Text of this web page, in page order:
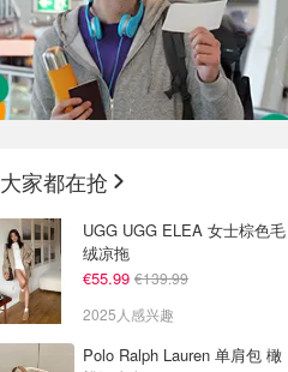
大家都在抢
UGG UGG ELEA 女士棕色毛
绒凉拖
€55.99 €139.99
2025人感兴趣
Polo Ralph Lauren 单肩包 橄